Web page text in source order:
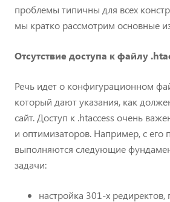
проблемы типичны для всех
мы кратко рассмотрим основные
Отсутствие доступа к файлу
Речь идет о конфигурационном
который дают указания, как
сайт. Доступ к .htaccess очень
и оптимизаторов. Например, с
выполняются следующие
задачи:
настройка 301-х